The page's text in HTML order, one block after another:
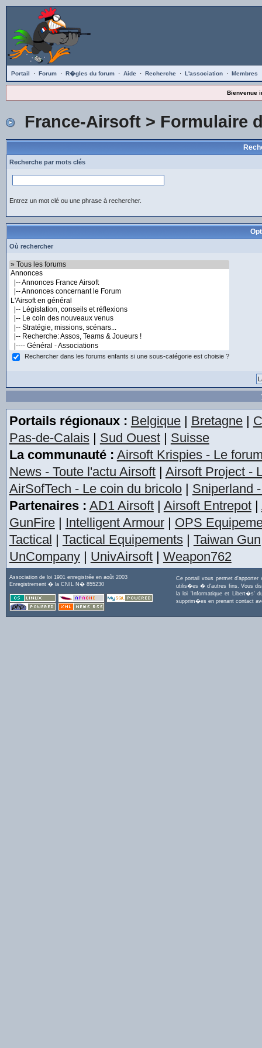
Portail · Forum · R�gles du forum · Aide · Recherche · L'association · Membres
Bienvenue
France-Airsoft> Formulaire
Recherche par mots clés
Entrez un mot clé ou une phrase à rechercher.
Où rechercher
Rechercher dans les forums enfants si une sous-catégorie est choisie ?
Portails régionaux : Belgique| Bretagne|
Pas-de-Calais| Sud Ouest| Suisse
La communauté : Airsoft Krispies - Le
News - Toute l'actu Airsoft| Airsoft Project -
AirSofTech - Le coin du bricolo| Sniperland
Partenaires : AD1 Airsoft| Airsoft Entrepot|
GunFire| Intelligent Armour| OPS
Tactical | Tactical Equipements| Taiwan Gun
UnCompany| UnivAirsoft| Weapon762
Association de loi 1901 enregistrée en août 2003
Enregistrement � la CNIL N� 855230
Ce portail vous permet
utilis�es � d'autres fins. Vous
la loi 'Informatique et Libert�s'
supprim�es en prenant contact